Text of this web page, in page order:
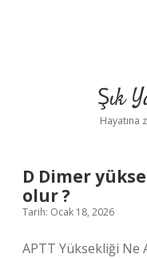
Şık
Hayatına
D Dimer
olur ?
Tarih: Ocak 18, 2026
APTT Yüksekliği Ne